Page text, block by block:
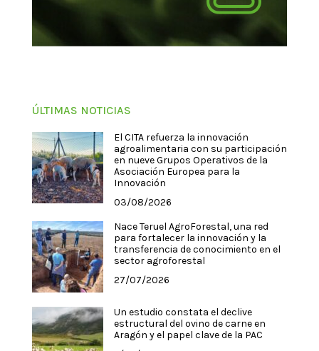
ÚLTIMAS NOTICIAS
El CITA refuerza la innovación
agroalimentaria con su participación
en nueve Grupos Operativos de la
Asociación Europea para la
Innovación
03/08/2026
Nace Teruel AgroForestal, una red
para fortalecer la innovación y la
transferencia de conocimiento en el
sector agroforestal
27/07/2026
Un estudio constata el declive
estructural del ovino de carne en
Aragón y el papel clave de la PAC